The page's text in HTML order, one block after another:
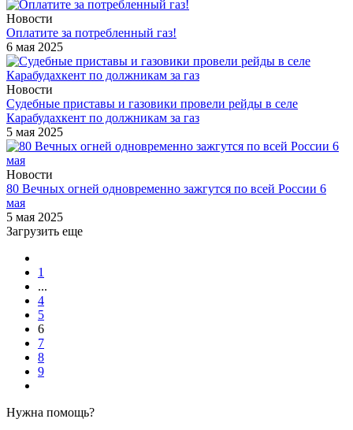
Новости
Оплатите за потребленный газ!
6 мая 2025
Новости
Судебные приставы и газовики провели рейды в селе
Карабудахкент по должникам за газ
5 мая 2025
Новости
80 Вечных огней одновременно зажгутся по всей России 6
мая
5 мая 2025
Загрузить еще
1
...
4
5
6
7
8
9
Нужна помощь?